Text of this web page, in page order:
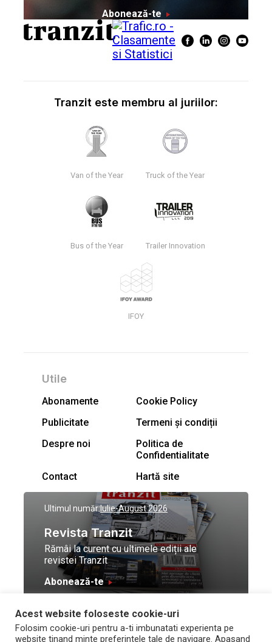
Abonează-te
Tranzit este membru al juriilor:
Van of the Year Truck of the Year
Bus of the Year Trailer Innovation
IFOY
Utile
Abonamente
Cookie Policy
Publicitate
Termeni și condiții
Despre noi
Politica de
Confidentialitate
Contact
Hartă site
Ultimul număr:Iulie-August 2026
Revista Tranzit
Rămâi la curent cu ultimele ediții ale
revistei Tranzit
Abonează-te
© Toate drepturile
rezervate Trafic Media
Design by
and development byNeo
Acest website foloseste cookie-uri
Folosim cookie-uri pentru a-ti imbunatati experienta pe
website tinand minte preferintele tale de navigare. Apasand